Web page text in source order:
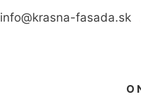
info@krasna-fasada.sk
O